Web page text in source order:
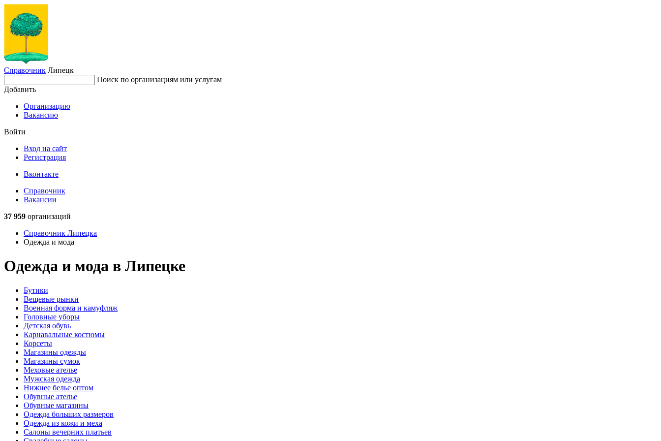
Справочник Липецк
Поиск по организациям или услугам
Добавить
Организацию
Вакансию
Войти
Вход на сайт
Регистрация
Вконтакте
Справочник
Вакансии
37 959 организаций
Справочник Липецка
Одежда и мода
Одежда и мода в Липецке
Бутики
Вещевые рынки
Военная форма и камуфляж
Головные уборы
Детская обувь
Карнавальные костюмы
Корсеты
Магазины одежды
Магазины сумок
Меховые ателье
Мужская одежда
Нижнее белье оптом
Обувные ателье
Обувные магазины
Одежда больших размеров
Одежда из кожи и меха
Салоны вечерних платьев